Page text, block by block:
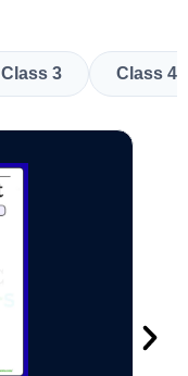
Class 3 Class 4